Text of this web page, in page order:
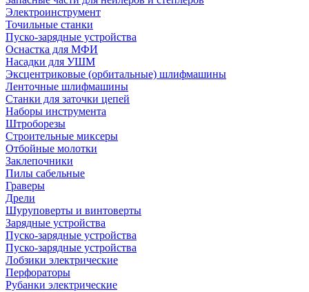
Электроинструмент
Точильные станки
Пуско-зарядные устройства
Оснастка для МФИ
Насадки для УШМ
Эксцентриковые (орбитальные) шлифмашины
Ленточные шлифмашины
Станки для заточки цепей
Наборы инструмента
Штроборезы
Строительные миксеры
Отбойные молотки
Заклепочники
Пилы сабельные
Граверы
Дрели
Шуруповерты и винтоверты
Зарядные устройства
Пуско-зарядные устройства
Пуско-зарядные устройства
Лобзики электрические
Перфораторы
Рубанки электрические